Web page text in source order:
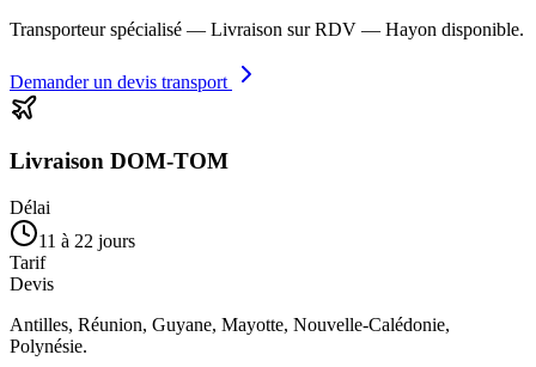
Transporteur spécialisé — Livraison sur RDV — Hayon disponible.
Demander un devis transport
Livraison DOM-TOM
Délai
11 à 22 jours
Tarif
Devis
Antilles, Réunion, Guyane, Mayotte, Nouvelle-Calédonie,
Polynésie.